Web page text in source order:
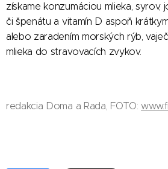
získame konzumáciou mlieka, syrov,
či špenátu a vitamín D aspoň
alebo zaradením morských rýb,
mlieka do stravovacích zvykov.
redakcia Doma a Rada, FOTO: